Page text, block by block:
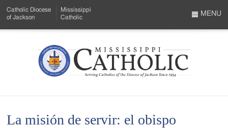
to
Menu
Content
Catholic Diocese
of Jackson
Mississippi
Catholic
Mississippi
Serving
MENU
La misión de servir: el obispo